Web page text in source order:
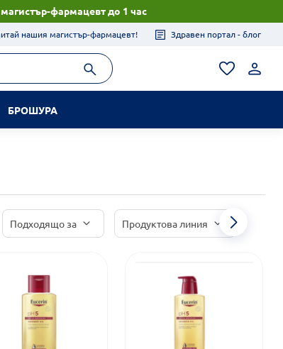
фармацевт до 1 час
нашия магистър-фармацевт! Здравен портал - блог
БРОШУРА
Подходящо за Продуктова линия